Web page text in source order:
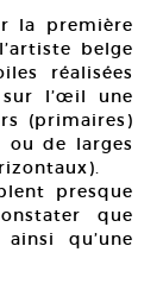
la première
belge
réalisées
l’œil une
(primaires)
ou de larges
presque
que
qu’une